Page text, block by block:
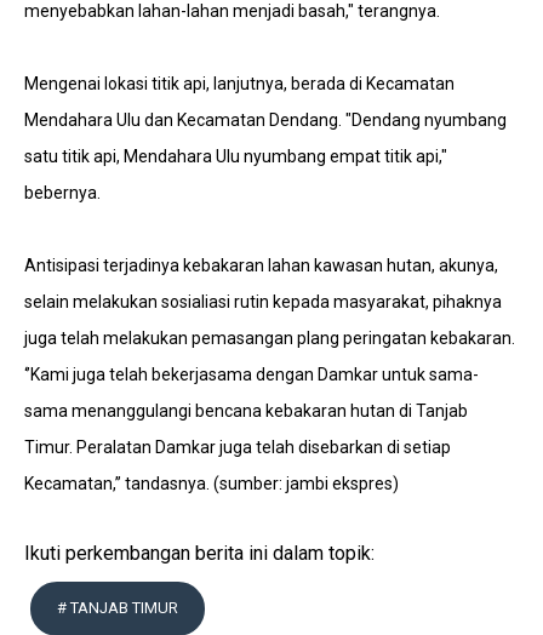
menyebabkan lahan-lahan menjadi basah," terangnya.
Mengenai lokasi titik api, lanjutnya, berada di Kecamatan
Mendahara Ulu dan Kecamatan Dendang. "Dendang nyumbang
satu titik api, Mendahara Ulu nyumbang empat titik api,"
bebernya.
Antisipasi terjadinya kebakaran lahan kawasan hutan, akunya,
selain melakukan sosialiasi rutin kepada masyarakat, pihaknya
juga telah melakukan pemasangan plang peringatan kebakaran.
‘’Kami juga telah bekerjasama dengan Damkar untuk sama-
sama menanggulangi bencana kebakaran hutan di Tanjab
Timur. Peralatan Damkar juga telah disebarkan di setiap
Kecamatan,’’ tandasnya. (sumber: jambi ekspres)
Ikuti perkembangan berita ini dalam topik:
# TANJAB TIMUR